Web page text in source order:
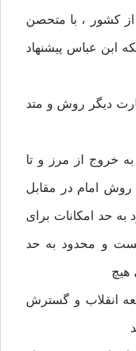
از كشور ، با متحصن
ابن عباس پيشنهاد
ديگر روش و متد
خروج از مرز و تا
امام در مقابل
حد امكانات‏ برای
و محدود به حد
هيچ
انقلاب و گسترش